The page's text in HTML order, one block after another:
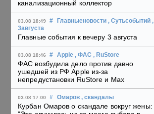
канализационный коллектор
03.08 18:49 # Главныеновости , Сутьсобытий ,
3августа
Главные события к вечеру 3 августа
03.08 18:46 # Apple , ФАС , RuStore
ФАС возбудила дело против давно
ушедшей из РФ Apple из-за
непредустановки RuStore и Max
03.08 17:00 # Омаров , скандалы
Курбан Омаров о скандале вокруг жены: